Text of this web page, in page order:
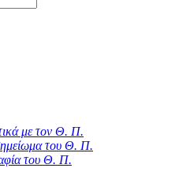
με τον Θ. Π.
του Θ. Π.
του Θ. Π.